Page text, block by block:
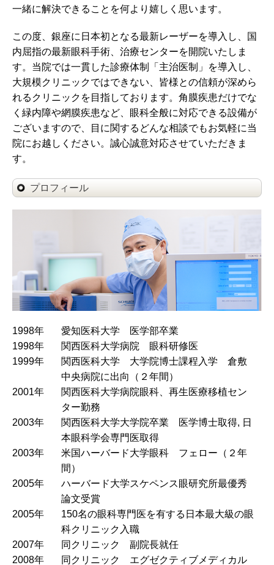
一緒に解決できることを何より嬉しく思います。
この度、銀座に日本初となる最新レーザーを導入し、国
内屈指の最新眼科手術、治療センターを開院いたしま
す。当院では一貫した診療体制「主治医制」を導入し、
大規模クリニックではできない、皆様との信頼が深めら
れるクリニックを目指しております。角膜疾患だけでな
く緑内障や網膜疾患など、眼科全般に対応できる設備が
ございますので、目に関するどんな相談でもお気軽に当
院にお越しください。誠心誠意対応させていただきま
す。
プロフィール
1998年
愛知医科大学 医学部卒業
1998年
関西医科大学病院 眼科研修医
1999年
関西医科大学 大学院博士課程入学 倉敷
中央病院に出向（２年間）
2001年
関西医科大学病院眼科、再生医療移植セン
ター勤務
2003年
関西医科大学大学院卒業 医学博士取得, 日
本眼科学会専門医取得
2003年
米国ハーバード大学眼科 フェロー（２年
間）
2005年
ハーバード大学スケペンス眼研究所最優秀
論文受賞
2005年
150名の眼科専門医を有する日本最大級の眼
科クリニック入職
2007年
同クリニック 副院長就任
2008年
同クリニック エグゼクティブメディカル